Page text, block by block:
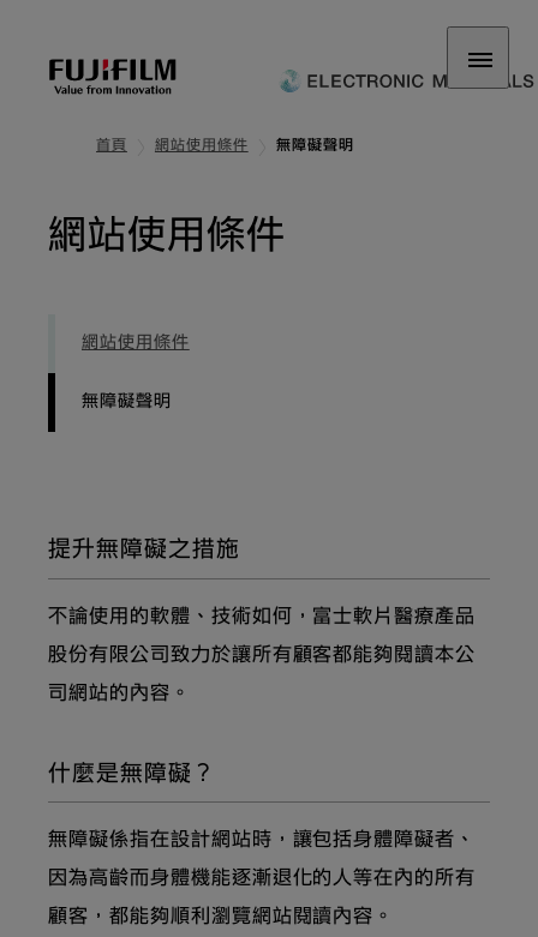
首頁 網站使用條件 無障礙聲明
網站使用條件
網站使用條件
無障礙聲明
提升無障礙之措施
不論使用的軟體、技術如何，富士軟片醫療產品
股份有限公司致力於讓所有顧客都能夠閱讀本公
司網站的內容。
什麼是無障礙？
無障礙係指在設計網站時，讓包括身體障礙者、
因為高齡而身體機能逐漸退化的人等在內的所有
顧客，都能夠順利瀏覽網站閱讀內容。